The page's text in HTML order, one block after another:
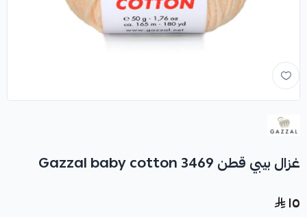
غزال بيبي قطن Gazzal baby cotton 3469
١٥